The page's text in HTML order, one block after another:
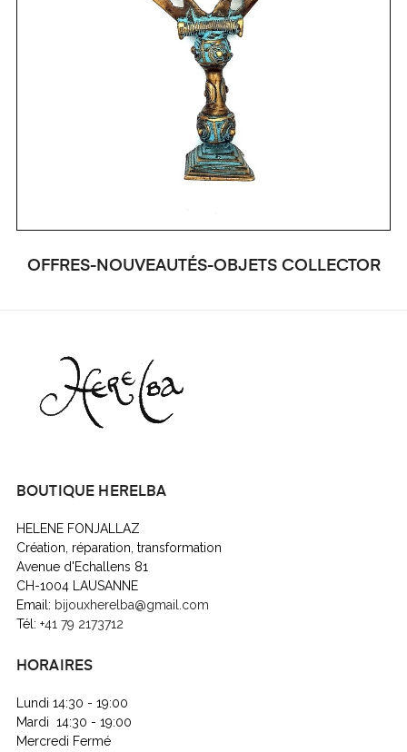
OFFRES-NOUVEAUTÉS-OBJETS COLLECTOR
BOUTIQUE HERELBA
HELENE FONJALLAZ
Création, réparation, transformation
Avenue d'Echallens 81
CH-1004 LAUSANNE
Email: bijouxherelba@gmail.com
Tél: +41 79 2173712
HORAIRES
Lundi 14:30 - 19:00
Mardi 14:30 - 19:00
Mercredi Fermé